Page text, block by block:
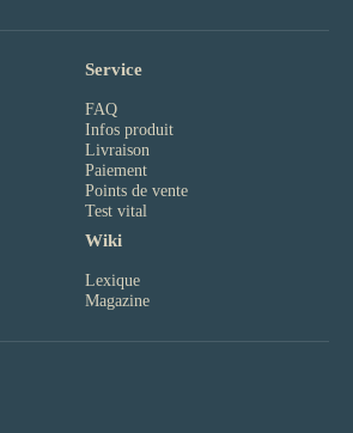
Service
FAQ
Infos produit
Livraison
Paiement
Points de vente
Test vital
Wiki
Lexique
Magazine